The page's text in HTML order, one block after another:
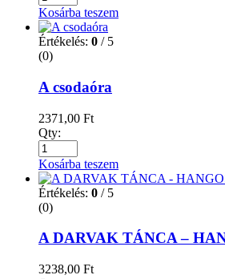
Kosárba teszem
Értékelés: 0 / 5
(0)
A csodaóra
2371,00 Ft
Qty:
Kosárba teszem
Értékelés: 0 / 5
(0)
A DARVAK TÁNCA –
3238,00 Ft